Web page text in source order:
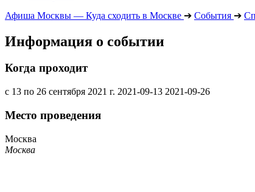
Афиша Москвы — Куда сходить в Москве ➔ События ➔
Информация о событии
Когда проходит
с 13 по 26 сентября 2021 г. 2021-09-13 2021-09-26
Место проведения
Москва
Москва